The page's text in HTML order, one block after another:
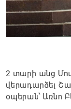
2 տարի անց
վերադարձել
օպերան՝ Առնո